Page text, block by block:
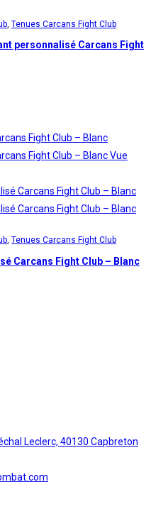
, Tenues Carcans Fight Club
personnalisé Carcans Fight
Vue
, Tenues Carcans Fight Club
Carcans Fight Club – Blanc
Leclerc, 40130 Capbreton